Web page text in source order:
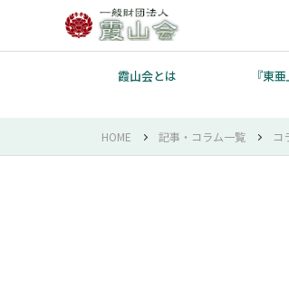
霞山会とは 『東
HOME 記事・コラム一覧 コ